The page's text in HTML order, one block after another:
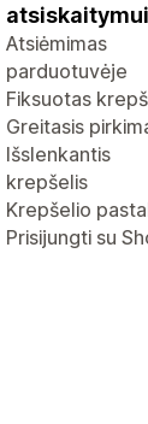
atsiskaitymui
Atsiėmimas
parduotuvėje
Fiksuotas
Greitasis
Išslenkantis
krepšelis
Krepšelio
Prisijungti su